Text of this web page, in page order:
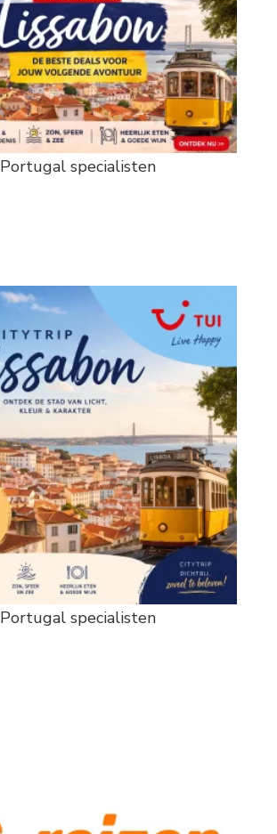
Portugal specialisten
Portugal specialisten